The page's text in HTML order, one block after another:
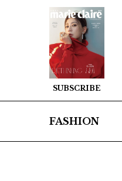
SUBSCRIBE
FASHION